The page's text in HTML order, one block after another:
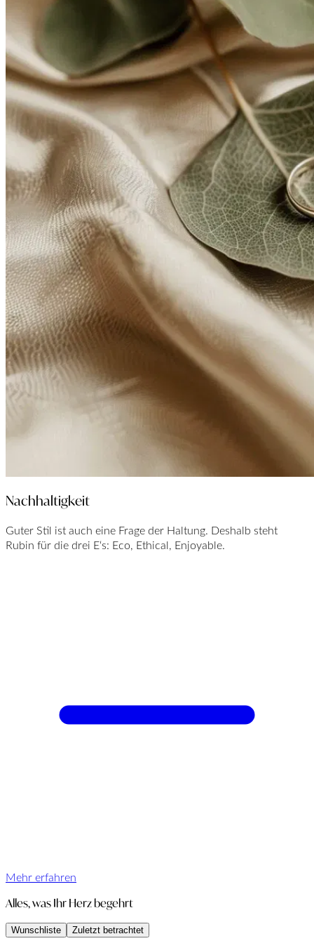
Nachhaltigkeit
Guter Stil ist auch eine Frage der Haltung. Deshalb steht
Rubin für die drei E‘s: Eco, Ethical, Enjoyable.
Mehr erfahren
Alles, was Ihr Herz begehrt
Wunschliste Zuletzt betrachtet